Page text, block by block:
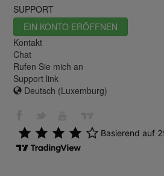
SUPPORT
EIN KONTO ERÖFFNEN
Kontakt
Chat
Rufen Sie mich an
Support link
Deutsch (Luxemburg)